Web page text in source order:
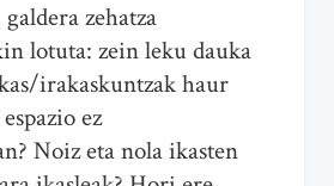
zehatza
lotuta: zein leku dauka
irakaskuntzak haur
ez
Noiz eta nola ikasten